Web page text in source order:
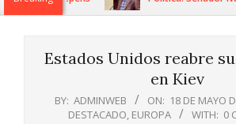
Estados Unidos reabre
en Kiev
BY: ADMINWEB ON: 18 DE MAYO
DESTACADO, EUROPA WITH: 0